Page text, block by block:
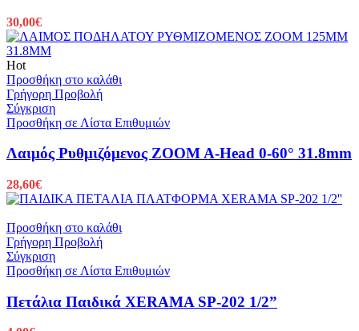
30,00€
Hot
Προσθήκη στο καλάθι
Γρήγορη Προβολή
Σύγκριση
Προσθήκη σε Λίστα Επιθυμιών
Λαιμός Ρυθμιζόμενος ZOOM A-Head 0-60° 31.8mm
28,60€
Προσθήκη στο καλάθι
Γρήγορη Προβολή
Σύγκριση
Προσθήκη σε Λίστα Επιθυμιών
Πετάλια Παιδικά XERAMA SP-202 1/2”